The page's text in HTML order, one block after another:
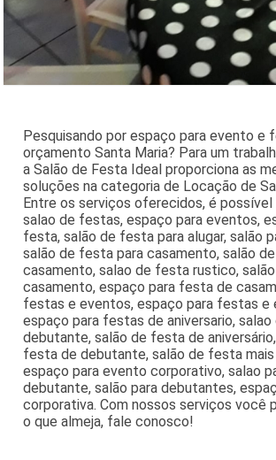
Pesquisando por espaço para evento e
orçamento Santa Maria? Para um
a Salão de Festa Ideal proporciona as
soluções na categoria de Locação de
Entre os serviços oferecidos, é possível
salao de festas, espaço para eventos,
festa, salão de festa para alugar, salão
salão de festa para casamento, salão
casamento, salao de festa rustico,
casamento, espaço para festa de
festas e eventos, espaço para festas e
espaço para festas de aniversario,
debutante, salão de festa de
festa de debutante, salão de festa mais
espaço para evento corporativo, salao
debutante, salão para debutantes,
corporativa. Com nossos serviços você
o que almeja, fale conosco!